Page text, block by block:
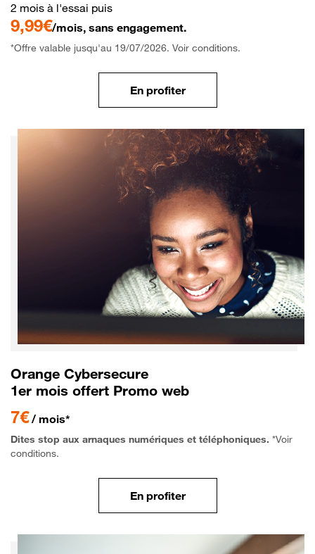
2 mois à l'essai puis
9,99€/mois, sans engagement.
*Offre valable jusqu'au 19/07/2026. Voir conditions.
En profiter
Orange Cybersecure
1er mois offert Promo web
7€ / mois*
Dites stop aux arnaques numériques et téléphoniques. *Voir
conditions.
En profiter